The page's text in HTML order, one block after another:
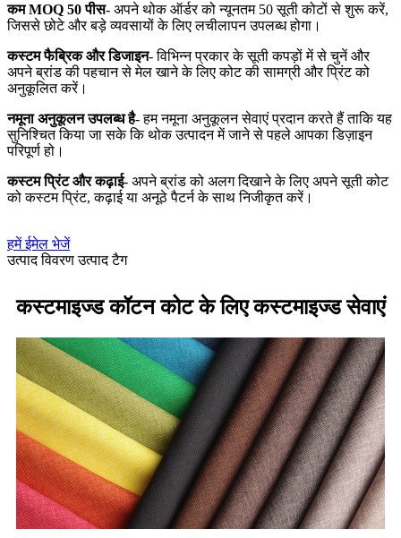
कम MOQ 50 पीस- अपने थोक ऑर्डर को न्यूनतम 50 सूती कोटों से शुरू करें,
जिससे छोटे और बड़े व्यवसायों के लिए लचीलापन उपलब्ध होगा।
कस्टम फैब्रिक और डिजाइन- विभिन्न प्रकार के सूती कपड़ों में से चुनें और
अपने ब्रांड की पहचान से मेल खाने के लिए कोट की सामग्री और प्रिंट को
अनुकूलित करें।
नमूना अनुकूलन उपलब्ध है- हम नमूना अनुकूलन सेवाएं प्रदान करते हैं ताकि यह
सुनिश्चित किया जा सके कि थोक उत्पादन में जाने से पहले आपका डिज़ाइन
परिपूर्ण हो।
कस्टम प्रिंट और कढ़ाई- अपने ब्रांड को अलग दिखाने के लिए अपने सूती कोट
को कस्टम प्रिंट, कढ़ाई या अनूठे पैटर्न के साथ निजीकृत करें।
हमें ईमेल भेजें
उत्पाद विवरण उत्पाद टैग
कस्टमाइज्ड कॉटन कोट के लिए कस्टमाइज्ड सेवाएं